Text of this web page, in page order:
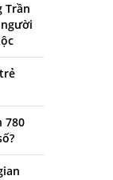
Trần
780